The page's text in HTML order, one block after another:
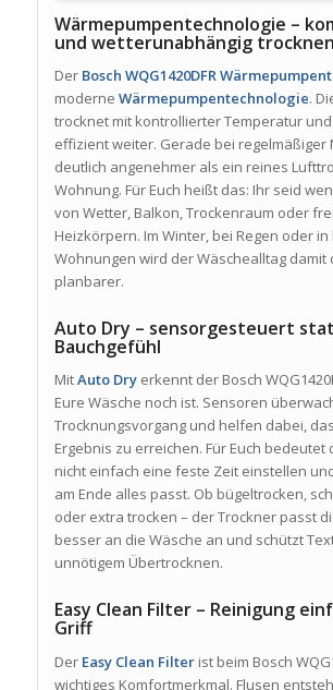
Wärmepumpentechnologie –
und wetterunabhängig trocknen
Der Bosch WQG1420DFR
moderne Wärmepumpentechnologie.
trocknet mit kontrollierter Temperatur
effizient weiter. Gerade bei regelmäßiger
deutlich angenehmer als ein reines
Wohnung. Für Euch heißt das: Ihr seid
von Wetter, Balkon, Trockenraum oder
Heizkörpern. Im Winter, bei Regen oder
Wohnungen wird der Wäschealltag damit
planbarer.
Auto Dry – sensorgesteuert
Bauchgefühl
MitAuto Dryerkennt der Bosch
Eure Wäsche noch ist. Sensoren
Trocknungsvorgang und helfen dabei,
Ergebnis zu erreichen. Für Euch bedeutet
nicht einfach eine feste Zeit einstellen
am Ende alles passt. Ob bügeltrocken,
oder extra trocken – der Trockner passt
besser an die Wäsche an und schützt
unnötigem Übertrocknen.
Easy Clean Filter – Reinigung
Griff
Der Easy Clean Filterist beim Bosch
wichtiges Komfortmerkmal. Flusen